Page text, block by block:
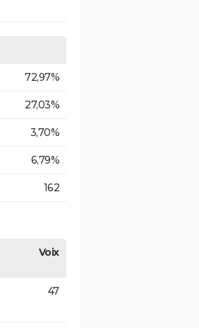
72,97%
27,03%
3,70%
6,79%
162
Voix
47